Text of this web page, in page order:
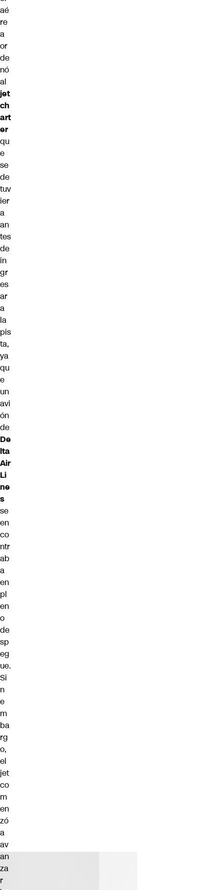
aé
re
a
or
de
nó
al
jet
ch
art
er
qu
e
se
de
tuv
ier
a
an
tes
de
in
gr
es
ar
a
la
pis
ta,
ya
qu
e
un
avi
ón
de
De
lta
Air
Li
ne
s
se
en
co
ntr
ab
a
en
pl
en
o
de
sp
eg
ue.
Si
n
e
m
ba
rg
o,
el
jet
co
m
en
zó
a
av
an
za
r